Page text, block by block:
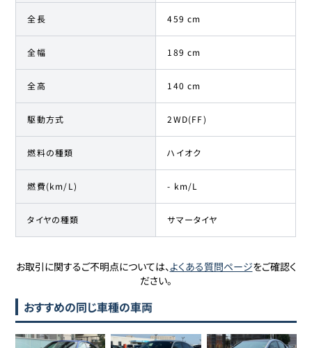
82
ホンダ
645.9万円
シビックタイプR
ホンダ
85 673.8万円
86 681万円 658万円
シビックタイプR
88 シビックタイプR
ホンダ
全長 459 cm
全幅 189 cm
全高 140 cm
駆動方式 2WD(FF)
燃料の種類 ハイオク
燃費(km/L) - km/L
タイヤの種類 サマータイヤ
お取引に関するご不明点については、よくある質問ページをご確認く
ださい。
おすすめの同じ車種の車両